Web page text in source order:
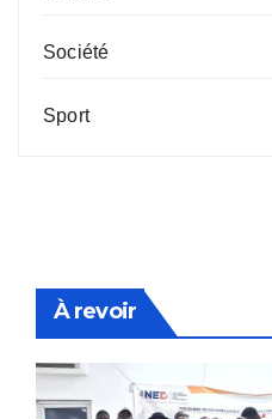
Société
Sport
À revoir